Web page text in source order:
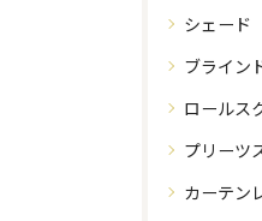
シェード
ブライン
ロールス
プリーツ
カーテン